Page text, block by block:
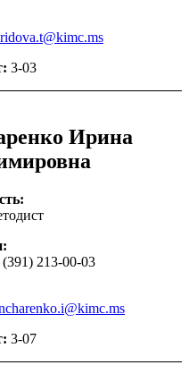
3-03
Ирина
213-00-03
3-07